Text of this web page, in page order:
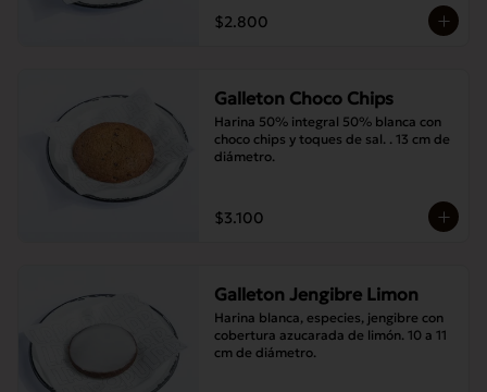
$2.800
Galleton Choco Chips
Harina 50% integral 50% blanca con
choco chips y toques de sal. . 13 cm de
diámetro.
$3.100
Galleton Jengibre Limon
Harina blanca, especies, jengibre con
cobertura azucarada de limón. 10 a 11
cm de diámetro.